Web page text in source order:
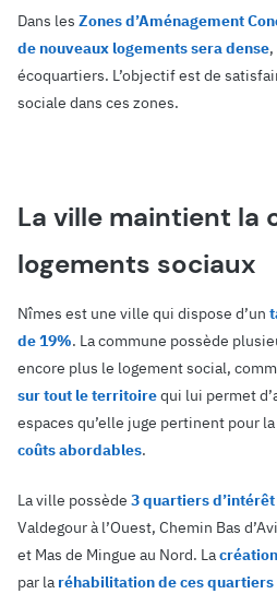
Dans les Zones d’Aménagement
de nouveaux logements sera dense
écoquartiers. L’objectif est de
sociale dans ces zones.
La ville maintient la
logements sociaux
Nîmes est une ville qui dispose d’un
de 19%. La commune possède
encore plus le logement social,
sur tout le territoirequi lui permet
espaces qu’elle juge pertinent pour
coûts abordables.
La ville possède 3 quartiers
Valdegour à l’Ouest, Chemin Bas
et Mas de Mingue au Nord. La
par la réhabilitation de ces